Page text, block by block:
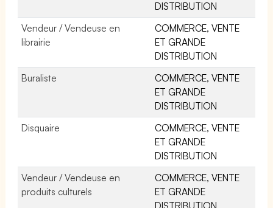
DISTRIBUTION
Vendeur / Vendeuse en
librairie
COMMERCE, VENTE
ET GRANDE
DISTRIBUTION
Buraliste
COMMERCE, VENTE
ET GRANDE
DISTRIBUTION
Disquaire
COMMERCE, VENTE
ET GRANDE
DISTRIBUTION
Vendeur / Vendeuse en
produits culturels
COMMERCE, VENTE
ET GRANDE
DISTRIBUTION